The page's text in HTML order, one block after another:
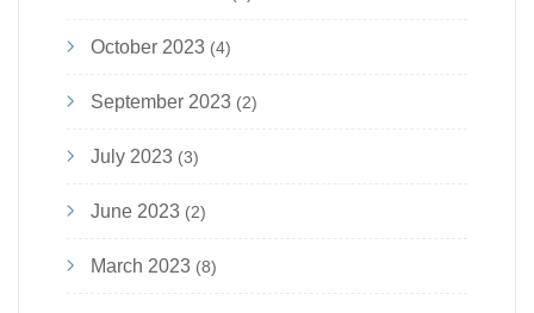
October 2023 (4)
September 2023 (2)
July 2023 (3)
June 2023 (2)
March 2023 (8)